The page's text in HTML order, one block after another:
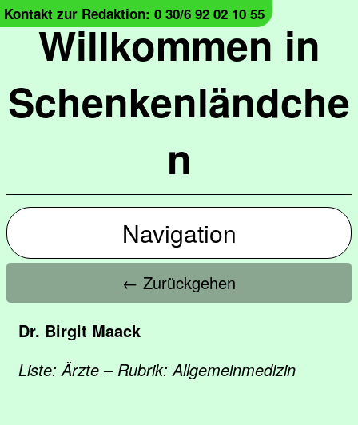
Willkommen in
Schenkenländche
n
Kontakt zur Redaktion: 0 30/6 92 02 10 55
Navigation
← Zurückgehen
Dr. Birgit Maack
Liste: Ärzte – Rubrik: Allgemeinmedizin